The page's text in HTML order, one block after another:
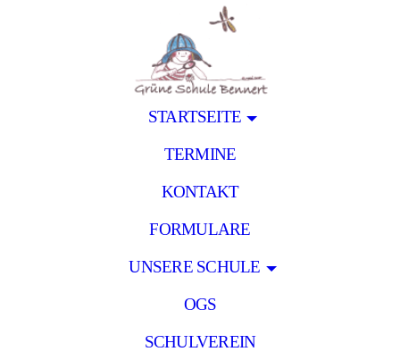
STARTSEITE
TERMINE
KONTAKT
FORMULARE
UNSERE SCHULE
OGS
SCHULVEREIN